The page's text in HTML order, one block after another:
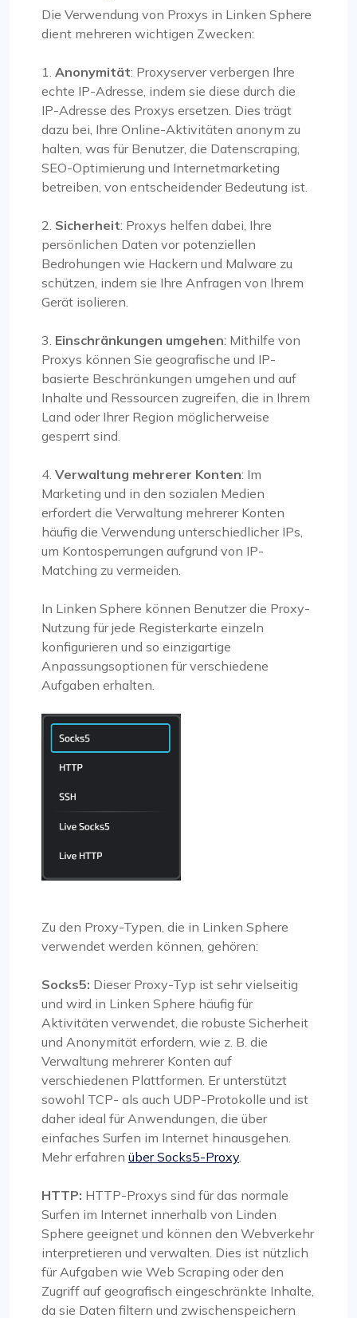
Die Verwendung von Proxys in Linken Sphere
dient mehreren wichtigen Zwecken:
1. Anonymität: Proxyserver verbergen Ihre
echte IP-Adresse, indem sie diese durch die
IP-Adresse des Proxys ersetzen. Dies trägt
dazu bei, Ihre Online-Aktivitäten anonym zu
halten, was für Benutzer, die Datenscraping,
SEO-Optimierung und Internetmarketing
betreiben, von entscheidender Bedeutung ist.
2. Sicherheit: Proxys helfen dabei, Ihre
persönlichen Daten vor potenziellen
Bedrohungen wie Hackern und Malware zu
schützen, indem sie Ihre Anfragen von Ihrem
Gerät isolieren.
3. Einschränkungen umgehen: Mithilfe von
Proxys können Sie geografische und IP-
basierte Beschränkungen umgehen und auf
Inhalte und Ressourcen zugreifen, die in Ihrem
Land oder Ihrer Region möglicherweise
gesperrt sind.
4. Verwaltung mehrerer Konten: Im
Marketing und in den sozialen Medien
erfordert die Verwaltung mehrerer Konten
häufig die Verwendung unterschiedlicher IPs,
um Kontosperrungen aufgrund von IP-
Matching zu vermeiden.
In Linken Sphere können Benutzer die Proxy-
Nutzung für jede Registerkarte einzeln
konfigurieren und so einzigartige
Anpassungsoptionen für verschiedene
Aufgaben erhalten.
Zu den Proxy-Typen, die in Linken Sphere
verwendet werden können, gehören:
Socks5: Dieser Proxy-Typ ist sehr vielseitig
und wird in Linken Sphere häufig für
Aktivitäten verwendet, die robuste Sicherheit
und Anonymität erfordern, wie z. B. die
Verwaltung mehrerer Konten auf
verschiedenen Plattformen. Er unterstützt
sowohl TCP- als auch UDP-Protokolle und ist
daher ideal für Anwendungen, die über
einfaches Surfen im Internet hinausgehen.
Mehr erfahren über Socks5-Proxy.
HTTP: HTTP-Proxys sind für das normale
Surfen im Internet innerhalb von Linden
Sphere geeignet und können den Webverkehr
interpretieren und verwalten. Dies ist nützlich
für Aufgaben wie Web Scraping oder den
Zugriff auf geografisch eingeschränkte Inhalte,
da sie Daten filtern und zwischenspeichern